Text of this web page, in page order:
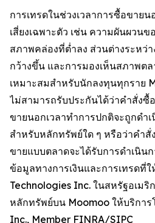
การเทรดในช่วงเวลาการซื้อขาย
เสี่ยงเฉพาะตัว เช่น ความผันผวน
สภาพคล่องที่ต่ำลง ส่วนต่างระหว่
กว้างขึ้น และการมองเห็นสภาพต
เหมาะสมสำหรับนักลงทุนทุกราย
ไม่สามารถรับประกันได้ว่าคำสั่งซื้
ขายนอกเวลาทำการปกติจะถูกดำ
สำหรับหลักทรัพย์ใด ๆ หรือว่าคำสั่
ขายแบบตลาดจะได้รับการดำเนิน
ข้อมูลทางการเงินและการเทรดที่
Technologies Inc. ในสหรัฐอเม
หลักทรัพย์บน Moomoo ให้บริกา
Inc., Member FINRA/SIPC